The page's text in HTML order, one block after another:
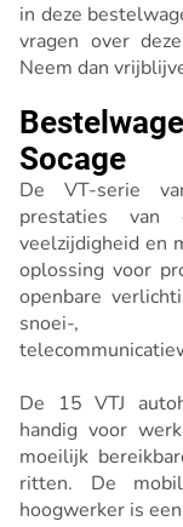
in deze
vragen over
Neem dan
Socage
De VT-serie
prestaties van
veelzijdigheid en
oplossing voor
openbare
snoei-,
De 15 VTJ
handig voor
moeilijk
ritten. De
hoogwerker is